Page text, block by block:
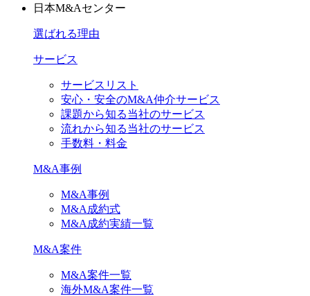
日本M&Aセンター
選ばれる理由
サービス
サービスリスト
安心・安全のM&A仲介サービス
課題から知る当社のサービス
流れから知る当社のサービス
手数料・料金
M&A事例
M&A事例
M&A成約式
M&A成約実績一覧
M&A案件
M&A案件一覧
海外M&A案件一覧